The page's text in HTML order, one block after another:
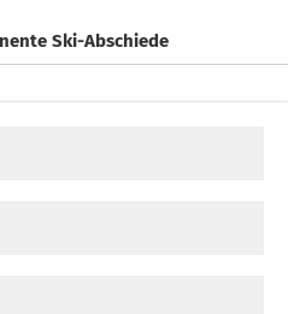
Ski-Abschiede